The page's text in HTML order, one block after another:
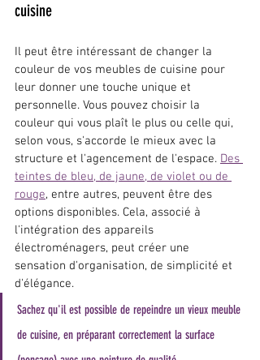
cuisine
Il peut être intéressant de changer la
couleur de vos meubles de cuisine pour
leur donner une touche unique et
personnelle. Vous pouvez choisir la
couleur qui vous plaît le plus ou celle qui,
selon vous, s'accorde le mieux avec la
structure et l'agencement de l'espace. Des
teintes de bleu, de jaune, de violet ou de
rouge, entre autres, peuvent être des
options disponibles. Cela, associé à
l'intégration des appareils
électroménagers, peut créer une
sensation d'organisation, de simplicité et
d'élégance.
Sachez qu'il est possible de repeindre un vieux meuble
de cuisine, en préparant correctement la surface